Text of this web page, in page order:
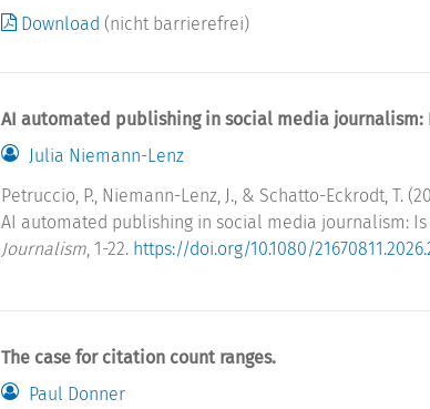
Download (nicht barrierefrei)
AI automated publishing in social media journalism:
Julia Niemann-Lenz
Petruccio, P., Niemann-Lenz, J., & Schatto-Eckrodt, T.
AI automated publishing in social media journalism:
Journalism , 1-22. https://doi.org/10.1080/
The case for citation count ranges.
Paul Donner